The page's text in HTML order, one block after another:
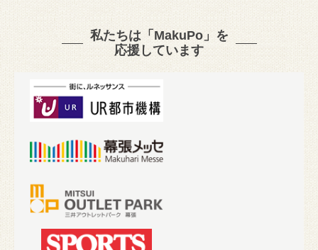
私たちは「MakuPo」を
応援しています